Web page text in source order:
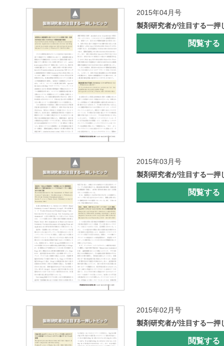
2015年04月号
製剤研究者が注目する一押
閲覧する
2015年03月号
製剤研究者が注目する一押
閲覧する
2015年02月号
製剤研究者が注目する一押
閲覧する